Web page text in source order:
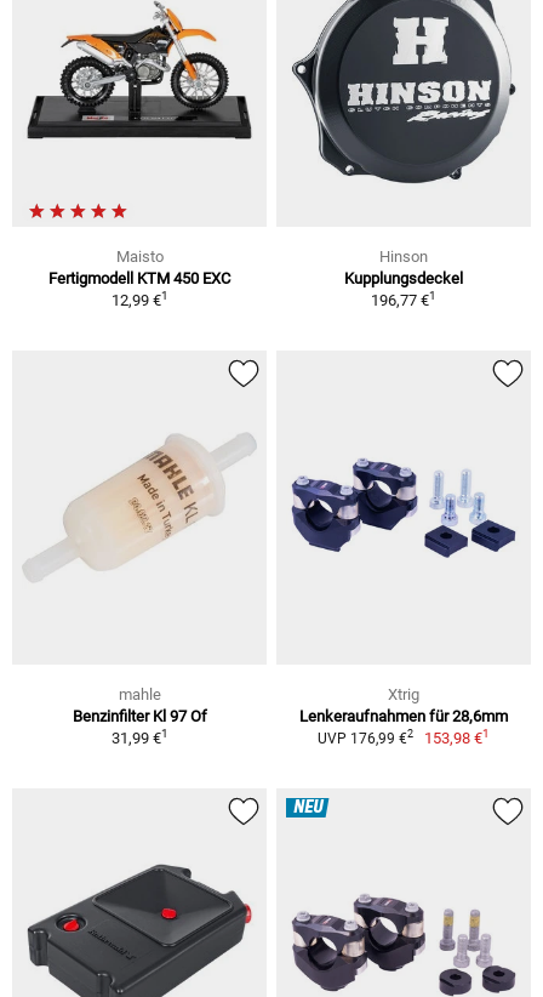
Maisto
Fertigmodell KTM 450 EXC
12,99 €1
Hinson
Kupplungsdeckel
196,77 €1
mahle
Benzinfilter Kl 97 Of
31,99 €1
Xtrig
Lenkeraufnahmen für 28,6mm
UVP 176,99 €2 153,98 €1
NEU